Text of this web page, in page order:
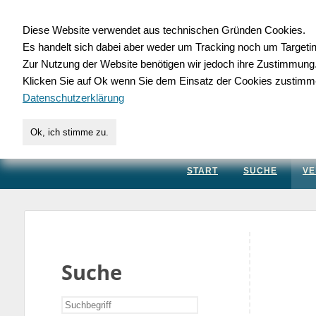
für Handwerk,
START SUCHE
Suche
Diese Website verwendet aus technischen Gründen Cookies.
Es handelt sich dabei aber weder um Tracking noch um
Zur Nutzung der Website benötigen wir jedoch ihre Zustimmung.
Klicken Sie auf Ok wenn Sie dem Einsatz der Cookies
Datenschutzerklärung
Ok, ich stimme zu.